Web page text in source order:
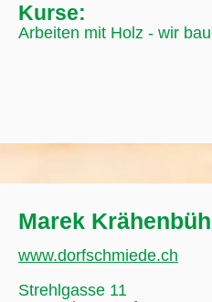
Kurse:
Arbeiten mit Holz - wir
Marek
www.dorfschmiede.ch
Strehlgasse 11